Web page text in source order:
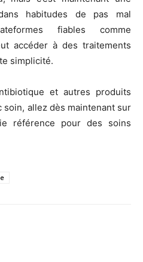
habitudes de pas mal
fiables comme
accéder à des traitements
simplicité.
et autres produits
allez dès maintenant sur
référence pour des soins